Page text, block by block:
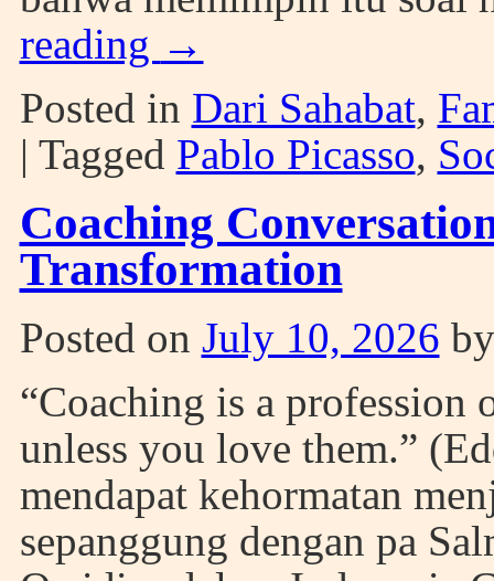
reading →
Posted in Dari Sahabat,
| Tagged Pablo Picasso,
Coaching
Transformation
Posted on July 10, 2026 by
“Coaching is a profession
unless you love them.”
mendapat kehormatan
sepanggung dengan pa